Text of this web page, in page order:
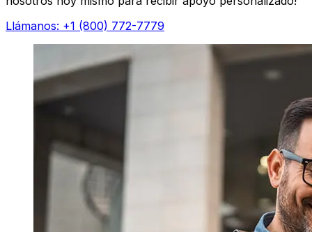
Llámanos: +1 (800) 772-7779